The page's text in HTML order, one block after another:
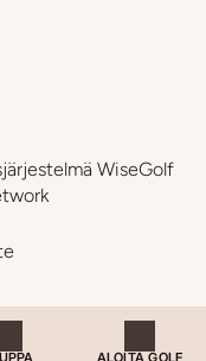
ALOITA GOLF
WiseGolf